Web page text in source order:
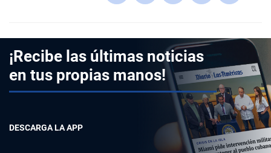
¡Recibe las últimas noticias
en tus propias manos!
DESCARGA LA APP